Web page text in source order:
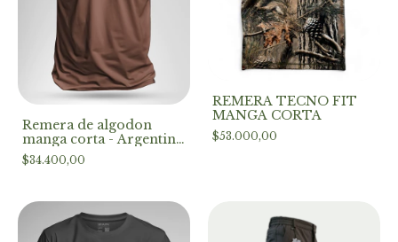
Remera de algodon
manga corta - Argentina
hunt
$34.400,00
REMERA TECNO FIT
MANGA CORTA
$53.000,00